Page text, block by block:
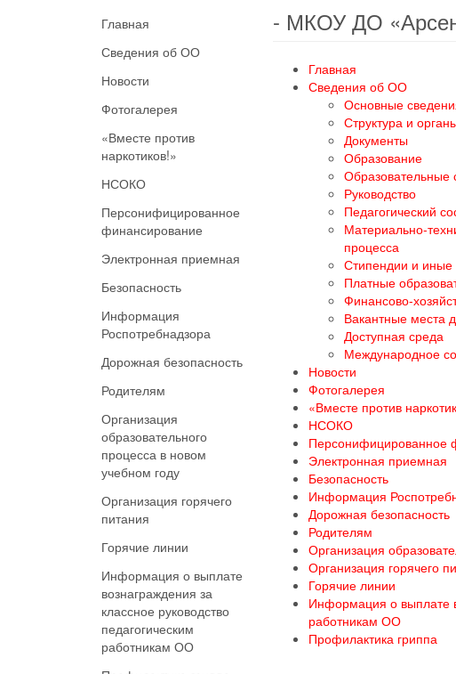
Главная
Сведения об ОО
Новости
Фотогалерея
«Вместе против
наркотиков!»
НСОКО
Персонифицированное
финансирование
Электронная приемная
Безопасность
Информация
Роспотребнадзора
Дорожная безопасность
Родителям
Организация
образовательного
процесса в новом
учебном году
Организация горячего
питания
Горячие линии
Информация о выплате
вознаграждения за
классное руководство
педагогическим
работникам ОО
- МКОУ ДО
Главная
Сведения об ОО
Основные
Структура и
Документы
Образование
Образовательные
Руководство
Педагогический
Материально-
процесса
Стипендии и иные
Платные
Финансово-
Вакантные места
Доступная среда
Международное
Новости
Фотогалерея
«Вместе против
НСОКО
Персонифицированное
Электронная приемная
Безопасность
Информация
Дорожная безопасность
Родителям
Организация
Организация горячего
Горячие линии
Информация о выплате
работникам ОО
Профилактика гриппа